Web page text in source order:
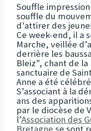
Souffle
souffle du
d'attirer des
Ce week-end, il a
Marche, veillée
derrière les
Bleiz", chant de
sanctuaire de
Anne a été
S’associant à la
ans des
par le diocèse de
l’Association des
Bretagne se sont